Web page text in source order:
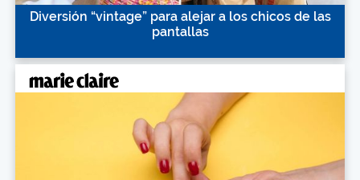
Diversión “vintage” para alejar a los chicos de las
pantallas